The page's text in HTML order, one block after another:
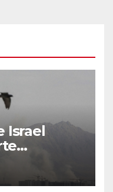
Israel
Irán,
un ataque